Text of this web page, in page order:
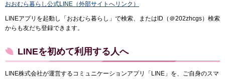
おおむら暮らし公式LINE（外部サイトへリンク）
LINEアプリを起動し「おおむら暮らし」で検索、またはID（＠202zhcgs）検索
からも友だち登録できます。
LINEを初めて利用する人へ
LINE株式会社が運営するコミュニケーションアプリ「LINE」を、ご自身のスマ